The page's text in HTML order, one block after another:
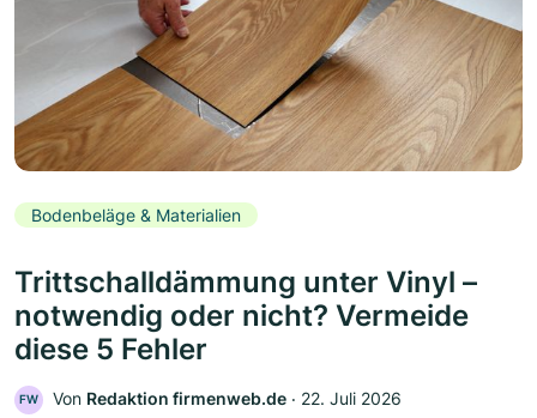
Bodenbeläge & Materialien
Trittschalldämmung unter Vinyl –
notwendig oder nicht? Vermeide
diese 5 Fehler
FW Von Redaktion firmenweb.de ‧ 22. Juli 2026